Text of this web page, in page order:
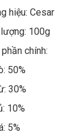
hiệu: Cesar
100g
chính:
50%
30%
10%
5%